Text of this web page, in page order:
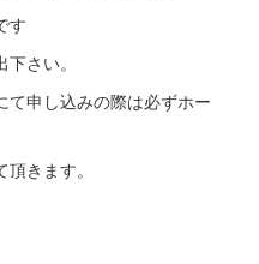
す
さい。
て申し込みの際は必ずホー
きます。